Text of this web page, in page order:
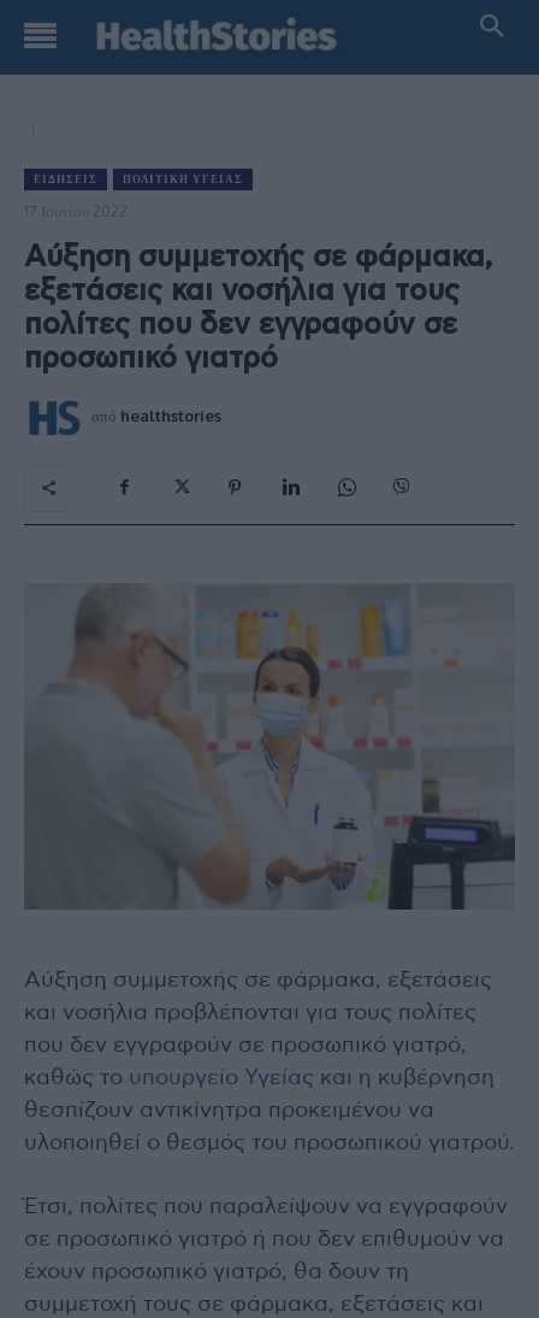
ΕΙΔΉΣΕΙΣ ΠΟΛΙΤΙΚΉ ΥΓΕΊΑΣ
17 Ιουνίου 2022
Αύξηση συμμετοχής σε φάρμακα,
εξετάσεις και νοσήλια για τους
πολίτες που δεν εγγραφούν σε
προσωπικό γιατρό
από healthstories
Αύξηση συμμετοχής σε φάρμακα, εξετάσεις
και νοσήλια προβλέπονται για τους πολίτες
που δεν εγγραφούν σε προσωπικό γιατρό,
καθώς το υπουργείο Υγείας και η κυβέρνηση
θεσπίζουν αντικίνητρα προκειμένου να
υλοποιηθεί ο θεσμός του προσωπικού γιατρού.
Έτσι, πολίτες που παραλείψουν να εγγραφούν
σε προσωπικό γιατρό ή που δεν επιθυμούν να
έχουν προσωπικό γιατρό, θα δουν τη
συμμετοχή τους σε φάρμακα, εξετάσεις και